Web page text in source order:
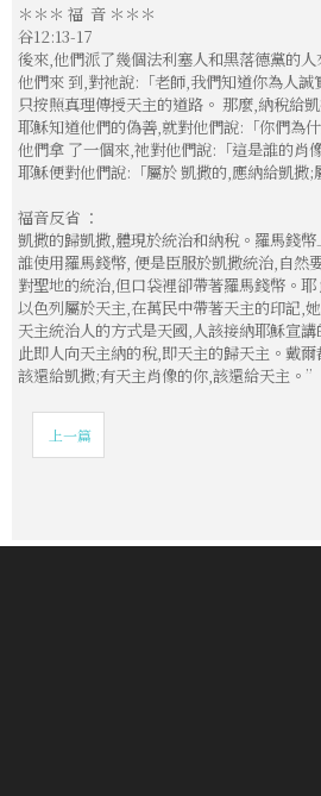
＊＊＊ 福 音 ＊＊＊
谷12:13-17
後來,他們派了幾個法利塞人和黑落德黨的
他們來 到,對祂說:「老師,我們知道你為人誠
只按照真理傳授天主的道路。 那麼,納稅給
耶穌知道他們的偽善,就對他們說:「你們為
他們拿 了一個來,祂對他們說:「這是誰的肖
耶穌便對他們說:「屬於 凱撒的,應納給凱撒
福音反省 ：
凱撒的歸凱撒,體現於統治和納稅。羅馬錢
誰使用羅馬錢幣, 便是臣服於凱撒統治,自然
對聖地的統治,但口袋裡卻帶著羅馬錢幣。
以色列屬於天主,在萬民中帶著天主的印記,
天主統治人的方式是天國,人該接納耶穌宣
此即人向天主納的稅,即天主的歸天主。戴
該還給凱撒;有天主肖像的你,該還給天主。”
上一篇